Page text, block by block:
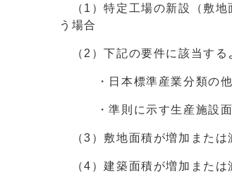
（1）特定工場の新設（敷地
う場合
（2）下記の要件に該当する
・日本標準産業分類の他の
・準則に示す生産施設面
（3）敷地面積が増加または
（4）建築面積が増加または